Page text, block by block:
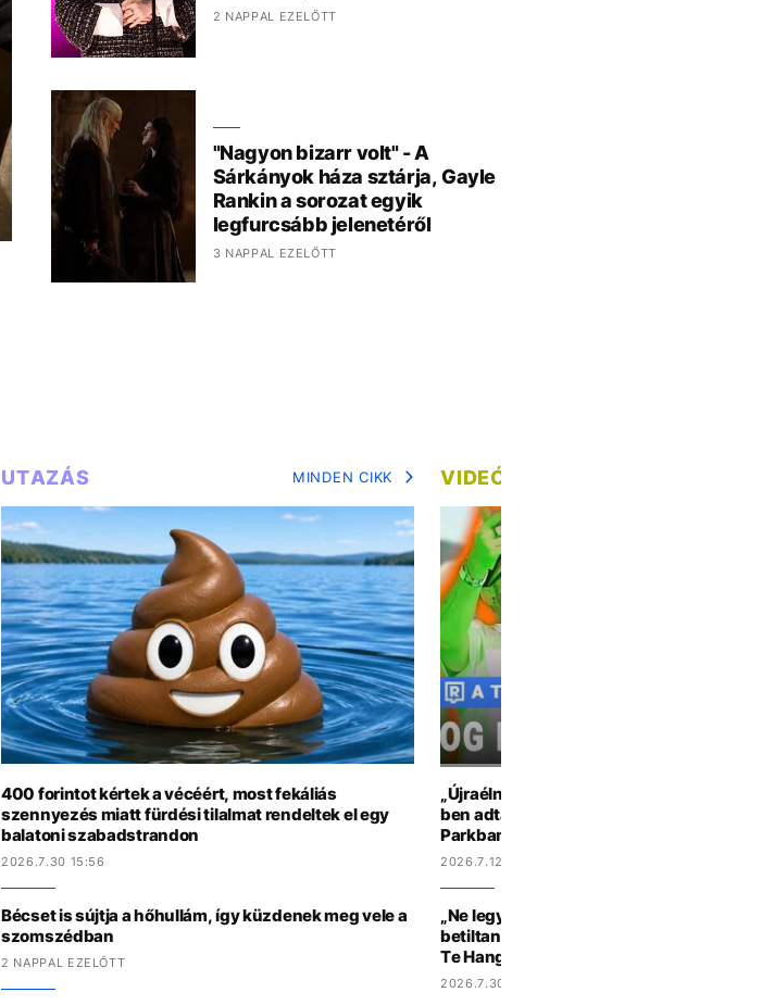
2 NAPPAL EZELŐTT
"Nagyon bizarr volt" - A
Sárkányok háza sztárja, Gayle
Rankin a sorozat egyik
legfurcsább jelenetéről
3 NAPPAL EZELŐTT
UTAZÁS MINDEN CIKK
400 forintot kértek a vécéért, most fekáliás
szennyezés miatt fürdési tilalmat rendeltek el egy
balatoni szabadstrandon
2026.7.30 15:56
Bécset is sújtja a hőhullám, így küzdenek meg vele a
szomszédban
2 NAPPAL EZELŐTT
VIDEÓ
„Újraélném az életérzést, amit ezek a
ben adtak“ – ilyen volt az OG Fluor buli a
Parkban🐧
2026.7.12 9:42
„Ne legyen elektromos cumi” – Mit
betiltanák 16 év alatt a social media
Te Hangod
2026.7.30 15:46